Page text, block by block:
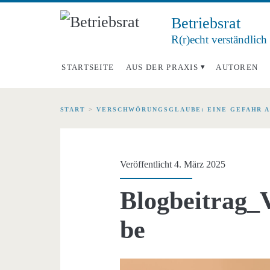
Betriebsrat
R(r)echt
STARTSEITE AUS DER PRAXIS AUTOREN
START > VERSCHWÖRUNGSGLAUBE: EINE GEFAHR
Veröffentlicht 4. März 2025
be